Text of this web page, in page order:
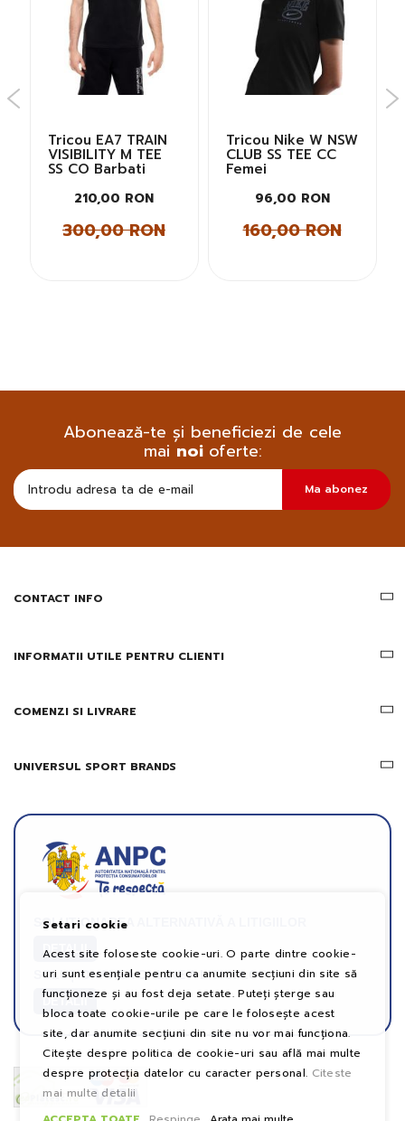
Tricou EA7 TRAIN
VISIBILITY M TEE
SS CO Barbati
210,00 RON
300,00 RON
Tricou Nike W NSW
CLUB SS TEE CC
Femei
96,00 RON
160,00 RON
Abonează-te și beneficiezi de cele
mainoi oferte:
sa
primesc
informatii
Ma abonez
CONTACT INFO
INFORMATII UTILE PENTRU CLIENTI
COMENZI SI LIVRARE
UNIVERSUL SPORT BRANDS
SOLUȚIONAREA ALTERNATIVĂ A LITIGIILOR
DETALII
SOLUȚIONAREA ONLINE A LITIGIILOR
DETALII
Setari cookie
Acest site foloseste cookie-uri. O parte dintre cookie-
uri sunt esențiale pentru ca anumite secțiuni din site să
funcționeze și au fost deja setate. Puteți șterge sau
bloca toate cookie-urile pe care le folosește acest
site, dar anumite secțiuni din site nu vor mai funcționa.
Citește despre politica de cookie-uri sau află mai multe
despre protecția datelor cu caracter personal. Citeste
mai multe detalii